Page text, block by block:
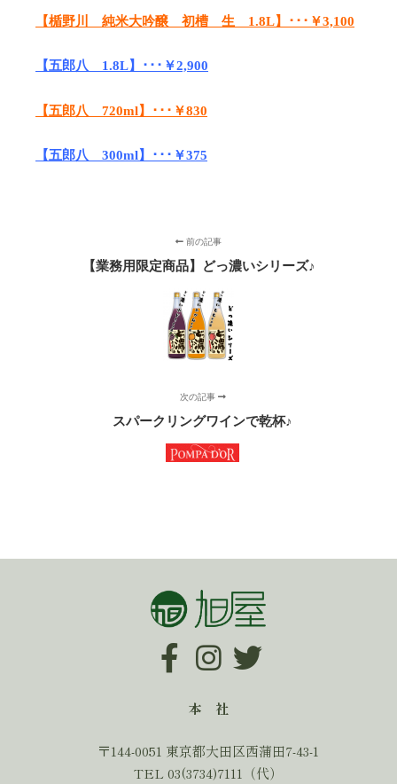
【楯野川 純米大吟醸 初槽 生 1.8L】･･･￥3,100
【五郎八 1.8L】･･･￥2,900
【五郎八 720ml】･･･￥830
【五郎八 300ml】･･･￥375
前の記事
【業務用限定商品】どっ濃いシリーズ♪
次の記事
スパークリングワインで乾杯♪
本 社
〒144-0051 東京都大田区西蒲田7-43-1
TEL 03(3734)7111（代）